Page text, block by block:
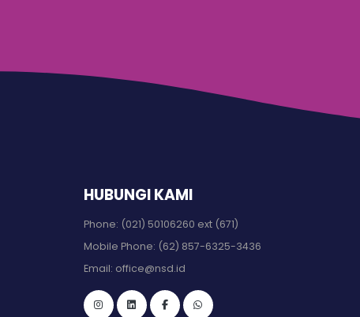
HUBUNGI KAMI
Phone: (021) 50106260 ext (671)
Mobile Phone: (62) 857-6325-3436
Email: office@nsd.id